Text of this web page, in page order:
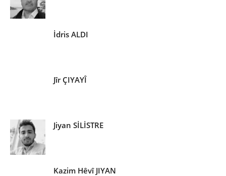
İdris ALDI
Jîr ÇIYAYÎ
Jiyan SİLİSTRE
Kazim Hêvî JIYAN